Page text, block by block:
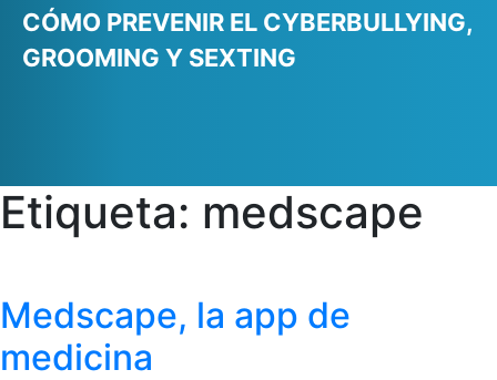
CÓMO PREVENIR EL CYBERBULLYING,
GROOMING Y SEXTING
Etiqueta: medscape
Medscape, la app de
medicina